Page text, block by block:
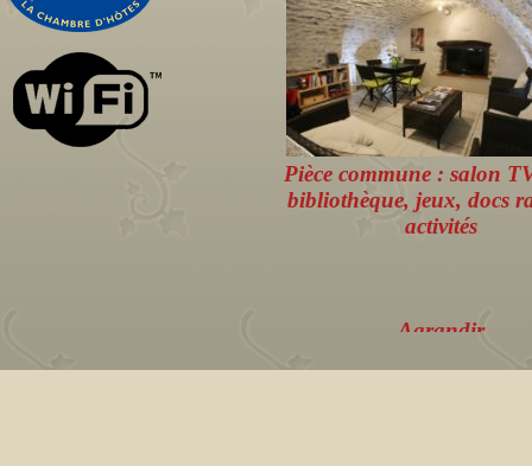
Pièce commune : salon
bibliothèque, jeux, docs
activités
Agrandir